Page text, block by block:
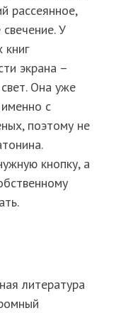
рассеянное,
У
книг
экрана –
Она уже
с
поэтому не
кнопку, а
литература